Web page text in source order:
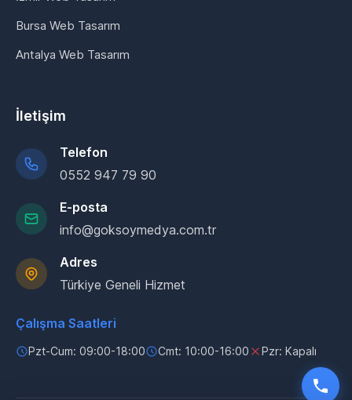
Bursa Web Tasarım
Antalya Web Tasarım
İletişim
Telefon
0552 947 79 90
E-posta
info@goksoymedya.com.tr
Adres
Türkiye Geneli Hizmet
Çalışma Saatleri
Pzt-Cum: 09:00-18:00 Cmt: 10:00-16:00 Pzr: Kapalı